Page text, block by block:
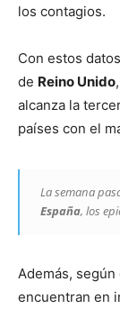
los contagios.
Con estos
de Reino Unido
alcanza la
países con el
La semana
España, los
Además,
encuentran en